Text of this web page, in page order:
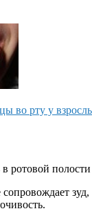
во рту у
в ротовой